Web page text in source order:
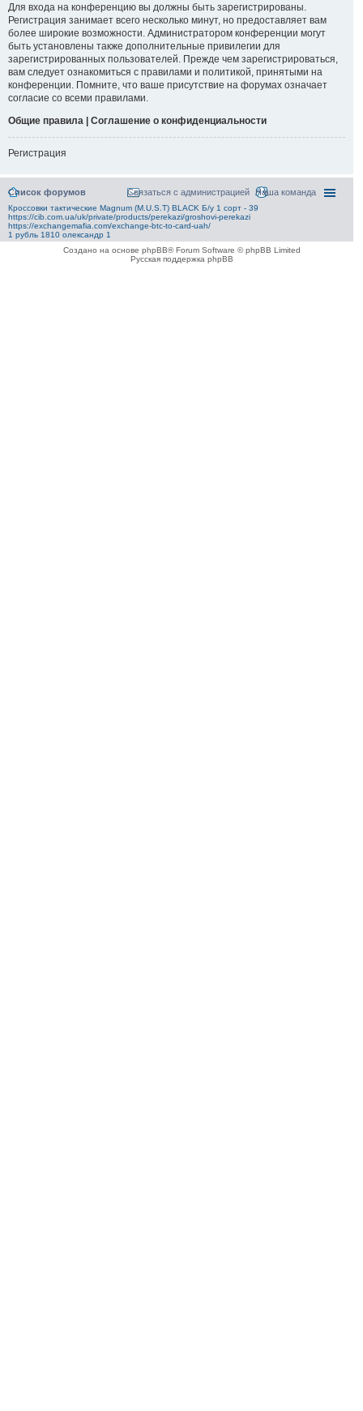
Для входа на конференцию вы должны быть зарегистрированы.
Регистрация занимает всего несколько минут, но предоставляет вам
более широкие возможности. Администратором конференции могут
быть установлены также дополнительные привилегии для
зарегистрированных пользователей. Прежде чем зарегистрироваться,
вам следует ознакомиться с правилами и политикой, принятыми на
конференции. Помните, что ваше присутствие на форумах означает
согласие со всеми правилами.
Общие правила | Соглашение о конфиденциальности
Регистрация
Список форумов Наша команда
Связаться с администрацией
Кроссовки тактические Magnum (M.U.S.T) BLACK Б/у 1 сорт - 39
https://cib.com.ua/uk/private/products/perekazi/groshovi-perekazi
https://exchangemafia.com/exchange-btc-to-card-uah/
1 рубль 1810 олександр 1
Создано на основе phpBB® Forum Software © phpBB Limited
Русская поддержка phpBB